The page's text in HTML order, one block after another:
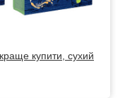
купити, сухий